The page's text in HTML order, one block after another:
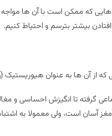
که ممکن است با آن ها مواجه
بیشتر بترسم و احتیاط کنیم.
که از آن ها به عنوان هیوریستیک (
گرفته تا انگیزش احساسی و
آسان است، ولی معمولا به